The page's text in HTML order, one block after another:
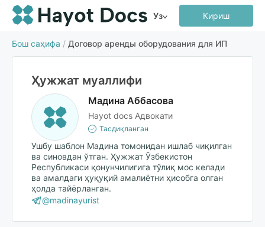
Уз Кириш
Бош саҳифа / Договор аренды оборудования для ИП
Ҳужжат муаллифи
Мадина Аббасова
Hayot docs Адвокати
Тасдиқланган
Ушбу шаблон Мадина томонидан ишлаб чиқилган
ва синовдан ўтган. Ҳужжат Ўзбекистон
Республикаси қонунчилигига тўлиқ мос келади
ва амалдаги ҳуқуқий амалиётни ҳисобга олган
ҳолда тайёрланган.
@madinayurist